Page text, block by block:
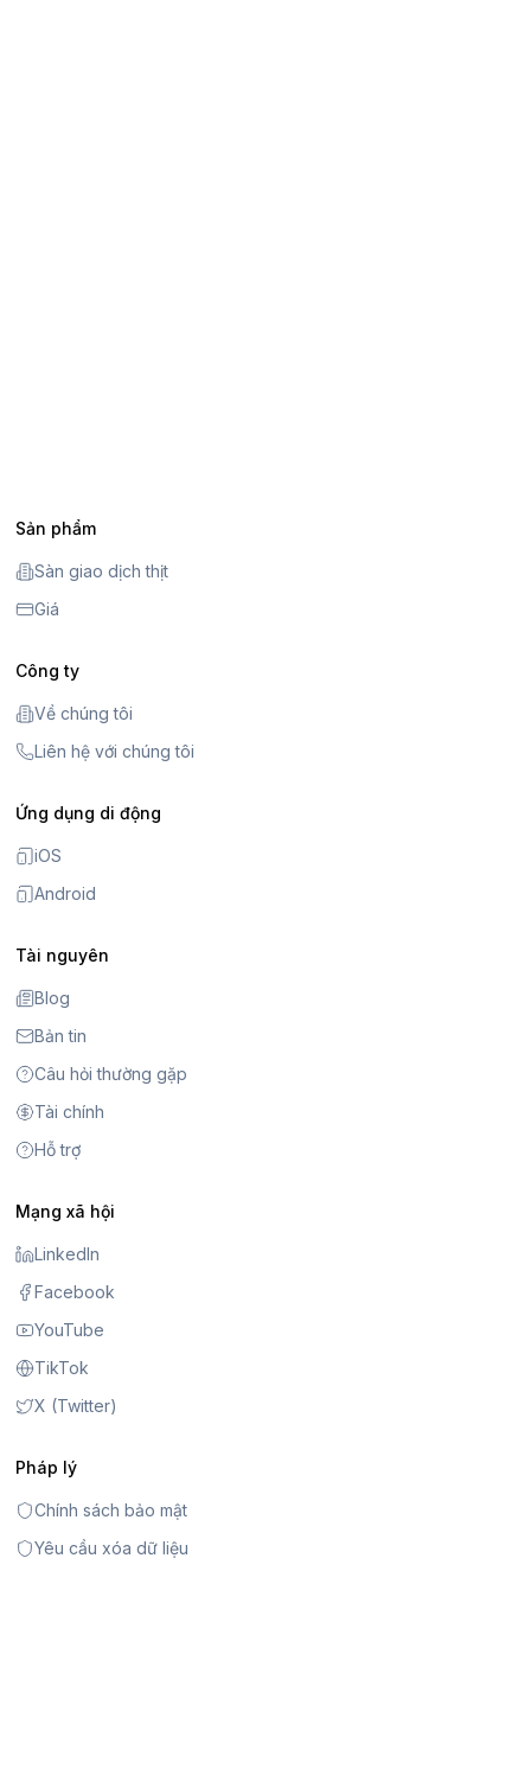
Sản phẩm
Sàn giao dịch thịt
Giá
Công ty
Về chúng tôi
Liên hệ với chúng tôi
Ứng dụng di động
iOS
Android
Tài nguyên
Blog
Bản tin
Câu hỏi thường gặp
Tài chính
Hỗ trợ
Mạng xã hội
LinkedIn
Facebook
YouTube
TikTok
X (Twitter)
Pháp lý
Chính sách bảo mật
Yêu cầu xóa dữ liệu